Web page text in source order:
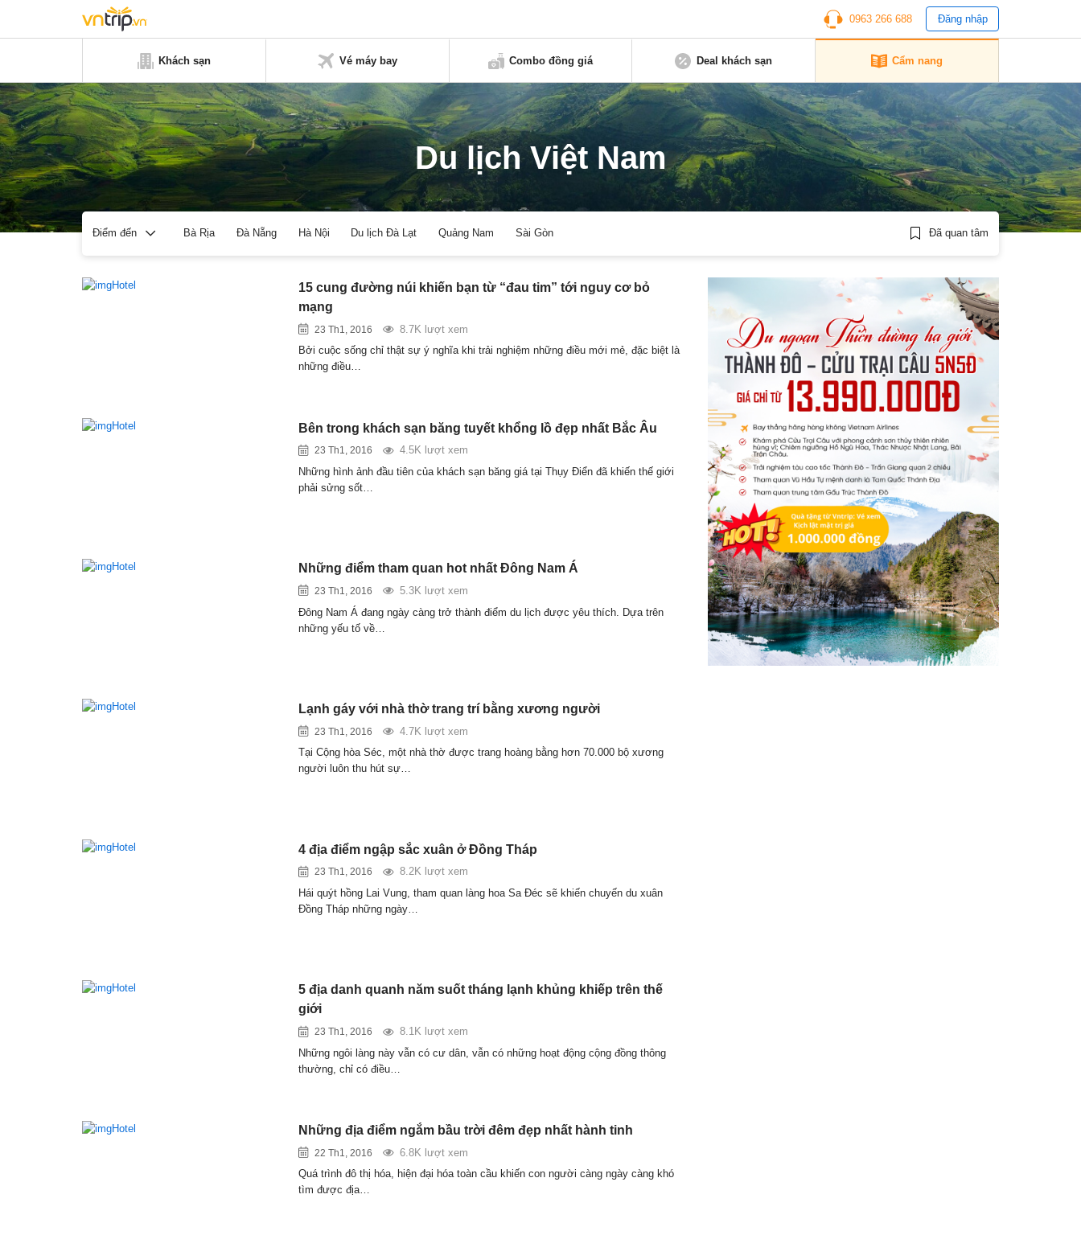
0963 266 688 Đăng nhập
Khách sạn Vé máy bay Combo đồng giá Deal khách sạn Cẩm nang
Du lịch Việt Nam
Điểm đến Bà Rịa Đà Nẵng Hà Nội Du lịch Đà Lạt Quảng Nam Sài Gòn Đã quan tâm
15 cung đường núi khiến bạn từ “đau tim” tới nguy cơ bỏ
mạng
23 Th1, 2016
8.7K lượt xem
Bởi cuộc sống chỉ thật sự ý nghĩa khi trải nghiệm những điều mới mẻ, đặc biệt là
những điều…
Bên trong khách sạn băng tuyết khổng lồ đẹp nhất Bắc Âu
23 Th1, 2016
4.5K lượt xem
Những hình ảnh đầu tiên của khách sạn băng giá tại Thụy Điển đã khiến thế giới
phải sửng sốt…
Những điểm tham quan hot nhất Đông Nam Á
23 Th1, 2016
5.3K lượt xem
Đông Nam Á đang ngày càng trở thành điểm du lịch được yêu thích. Dựa trên
những yếu tố về…
Lạnh gáy với nhà thờ trang trí bằng xương người
23 Th1, 2016
4.7K lượt xem
Tại Cộng hòa Séc, một nhà thờ được trang hoàng bằng hơn 70.000 bộ xương
người luôn thu hút sự…
4 địa điểm ngập sắc xuân ở Đồng Tháp
23 Th1, 2016
8.2K lượt xem
Hái quýt hồng Lai Vung, tham quan làng hoa Sa Đéc sẽ khiến chuyến du xuân
Đồng Tháp những ngày…
5 địa danh quanh năm suốt tháng lạnh khủng khiếp trên thế
giới
23 Th1, 2016
8.1K lượt xem
Những ngôi làng này vẫn có cư dân, vẫn có những hoạt động cộng đồng thông
thường, chỉ có điều…
Những địa điểm ngắm bầu trời đêm đẹp nhất hành tinh
22 Th1, 2016
6.8K lượt xem
Quá trình đô thị hóa, hiện đại hóa toàn cầu khiến con người càng ngày càng khó
tìm được địa…